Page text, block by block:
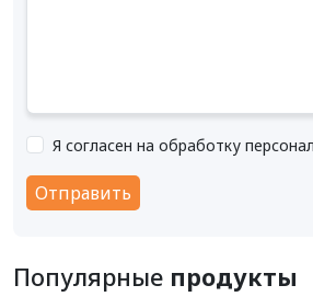
Я согласен на обработку
Отправить
Популярные продукты